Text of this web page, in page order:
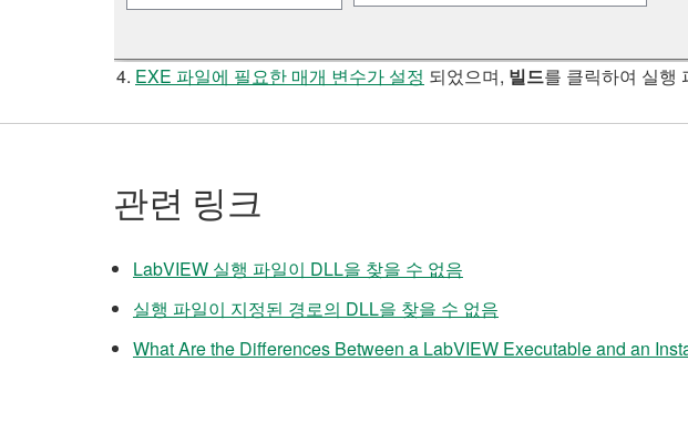
EXE 파일에 필요한 매개 변수가 설정 되었으며, 빌드를 클릭하여 실행
관련 링크
LabVIEW 실행 파일이 DLL을 찾을 수 없음
실행 파일이 지정된 경로의 DLL을 찾을 수 없음
What Are the Differences Between a LabVIEW Executable and an